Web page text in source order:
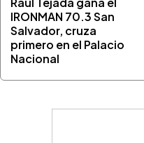
IRONMAN 70.3 San
Salvador, cruza
primero en el Palacio
Nacional